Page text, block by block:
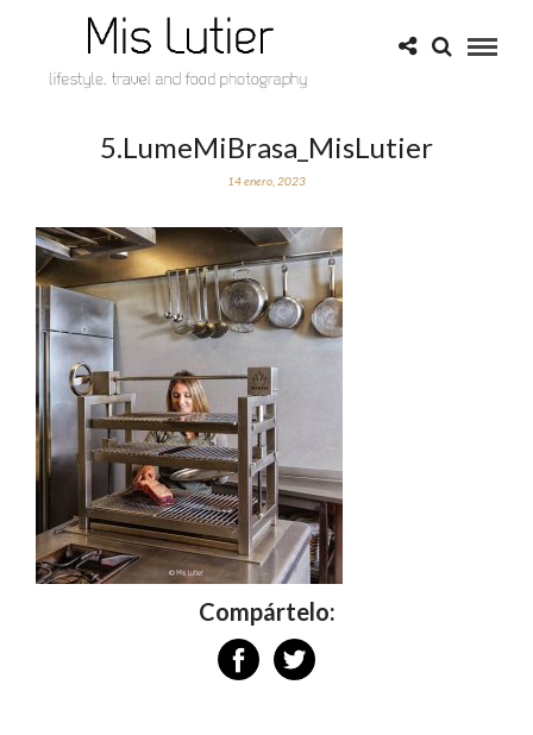
5.LumeMiBrasa_MisLutier
14 enero, 2023
Compártelo: